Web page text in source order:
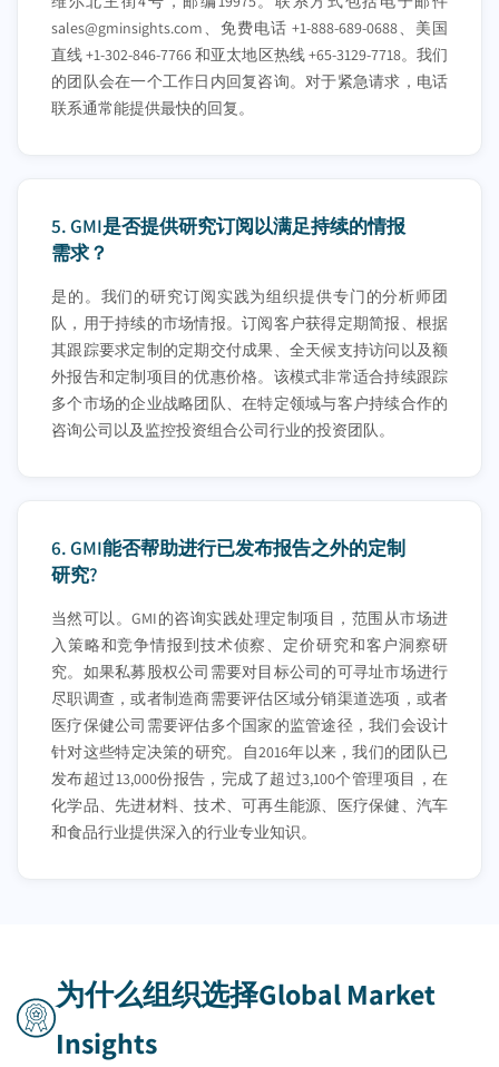
sales@gminsights.com、免费电话 +1-888-689-0688、美国
直线 +1-302-846-7766 和亚太地区热线 +65-3129-7718。我们
的团队会在一个工作日内回复咨询。对于紧急请求，电话
联系通常能提供最快的回复。
5.GMI是否提供研究订阅以满足持续的情报
需求？
是的。我们的研究订阅实践为组织提供专门的分析师团
队，用于持续的市场情报。订阅客户获得定期简报、根据
其跟踪要求定制的定期交付成果、全天候支持访问以及额
外报告和定制项目的优惠价格。该模式非常适合持续跟踪
多个市场的企业战略团队、在特定领域与客户持续合作的
咨询公司以及监控投资组合公司行业的投资团队。
6.GMI能否帮助进行已发布报告之外的定制
研究?
当然可以。GMI的咨询实践处理定制项目，范围从市场进
入策略和竞争情报到技术侦察、定价研究和客户洞察研
究。如果私募股权公司需要对目标公司的可寻址市场进行
尽职调查，或者制造商需要评估区域分销渠道选项，或者
医疗保健公司需要评估多个国家的监管途径，我们会设计
针对这些特定决策的研究。自2016年以来，我们的团队已
发布超过13,000份报告，完成了超过3,100个管理项目，在
化学品、先进材料、技术、可再生能源、医疗保健、汽车
和食品行业提供深入的行业专业知识。
为什么组织选择Global Market
Insights